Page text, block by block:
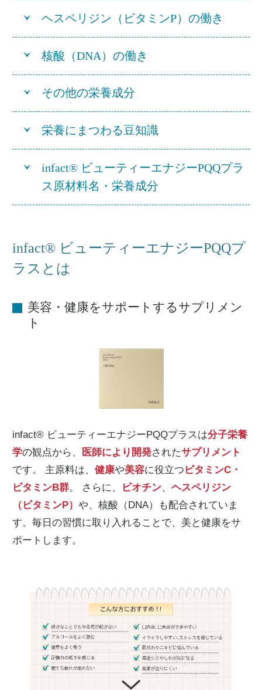
ヘスペリジン（ビタミンP）の働き
核酸（DNA）の働き
その他の栄養成分
栄養にまつわる豆知識
infact® ビューティーエナジーPQQプラ
ス原材料名・栄養成分
infact® ビューティーエナジーPQQプ
ラスとは
美容・健康をサポートするサプリメン
ト
infact® ビューティーエナジーPQQプラスは分子栄養
学の観点から、 医師により開発されたサプリメント
です。 主原料は、 健康や美容に役立つ ビタミンC・
ビタミンB群。 さらに、 ビオチン、 ヘスペリジン
（ビタミンP） や、核酸（DNA）も配合されていま
す。毎日の習慣に取り入れることで、美と健康をサ
ポートします。